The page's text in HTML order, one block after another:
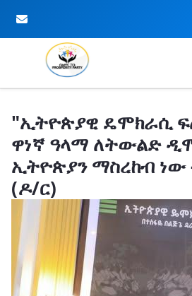
"ኢትዮጵያዊ ዴሞክራሲ
ዋነኛ ዓላማ ለትውልድ
ኢትዮጵያን ማስረከብ ነው
(ዶ/ር)